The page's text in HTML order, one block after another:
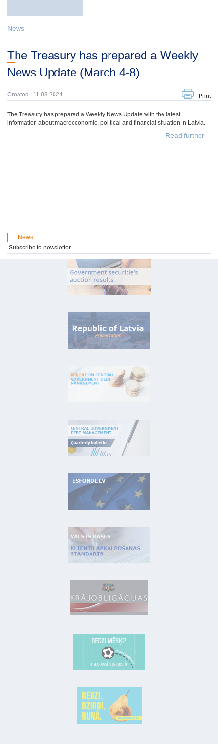
News
The Treasury has prepared a Weekly
News Update (March 4-8)
Created : 11.03.2024. Print
The Treasury has prepared a Weekly News Update with the latest
information about macroeconomic, political and financial situation in Latvia.
Read further
News
Subscribe to newsletter